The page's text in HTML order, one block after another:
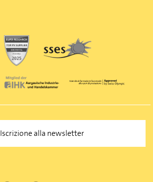
Iscrizione alla newsletter